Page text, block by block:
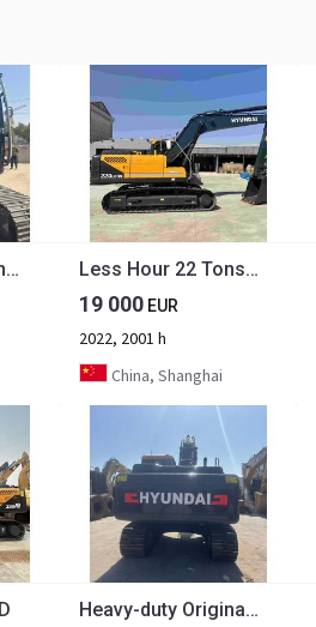
Cheap Price Original Used Hyundai 220 Excavator Hyundai 220LC-9s 220lc Excavator for Sale in Stock Secondhand Digger Less Hour 22 Tons Korea Original Used Hyundai 220LC-9S 225LC-9T Excavator for Sale
19 000EUR
2022, 2001 h
China, Shanghai
Heavy-duty Original Used Hyundai 220 Excavator Hyundai 220LC-9s 220LC-7 220lc Excavator for Sale in Stock